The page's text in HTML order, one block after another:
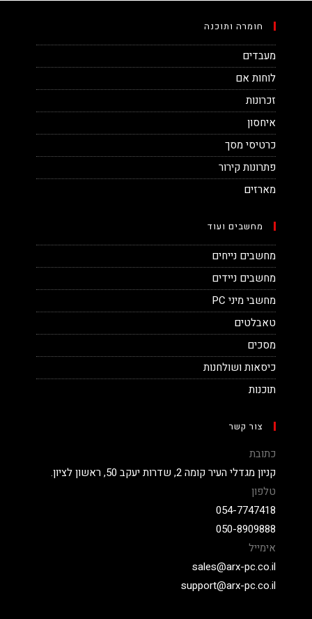
חומרה ותוכנה
מעבדים
לוחות אם
זכרונות
איחסון
כרטיסי מסך
פתרונות קירור
מארזים
מחשבים ועוד
מחשבים נייחים
מחשבים ניידים
מחשבי מיני PC
טאבלטים
מסכים
כיסאות ושולחנות
תוכנות
צור קשר
כתובת
קניון מגדלי העיר קומה 2, שדרות יעקב 50, ראשון לציון.
טלפון
054-7747418
050-8909888
אימייל
sales@arx-pc.co.il
support@arx-pc.co.il